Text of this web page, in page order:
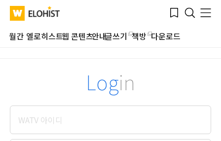
WATV Elohist-
Home
Bookmark
Search
Menu
월간 엘로히스트웹 콘텐츠안내글쓰기 책방 다운로드
Submit
Login